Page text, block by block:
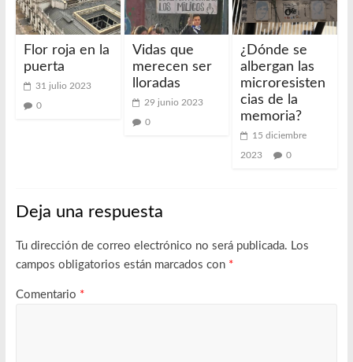
Flor roja en la
puerta
31 julio 2023
0
Vidas que
merecen ser
lloradas
29 junio 2023
0
¿Dónde se
albergan las
microresisten
cias de la
memoria?
15 diciembre
2023 0
Deja una respuesta
Tu dirección de correo electrónico no será publicada. Los
campos obligatorios están marcados con *
Comentario *